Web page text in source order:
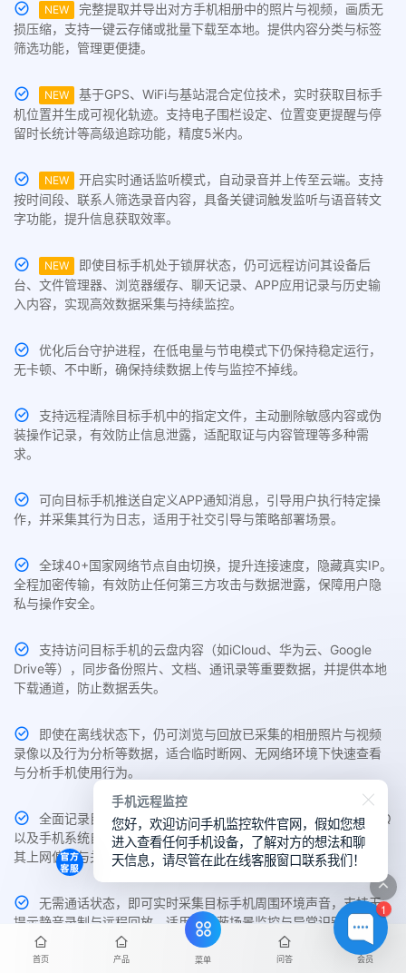
NEW
完整提取并导出对方手机相册中的照片与视频，画质无
损压缩，支持一键云存储或批量下载至本地。提供内容分类与标签
筛选功能，管理更便捷。
NEW
基于GPS、WiFi与基站混合定位技术，实时获取目标手
机位置并生成可视化轨迹。支持电子围栏设定、位置变更提醒与停
留时长统计等高级追踪功能，精度5米内。
NEW
开启实时通话监听模式，自动录音并上传至云端。支持
按时间段、联系人筛选录音内容，具备关键词触发监听与语音转文
字功能，提升信息获取效率。
NEW
即使目标手机处于锁屏状态，仍可远程访问其设备后
台、文件管理器、浏览器缓存、聊天记录、APP应用记录与历史输
入内容，实现高效数据采集与持续监控。
优化后台守护进程，在低电量与节电模式下仍保持稳定运行，
无卡顿、不中断，确保持续数据上传与监控不掉线。
支持远程清除目标手机中的指定文件，主动删除敏感内容或伪
装操作记录，有效防止信息泄露，适配取证与内容管理等多种需
求。
可向目标手机推送自定义APP通知消息，引导用户执行特定操
作，并采集其行为日志，适用于社交引导与策略部署场景。
全球40+国家网络节点自由切换，提升连接速度，隐藏真实IP。
全程加密传输，有效防止任何第三方攻击与数据泄露，保障用户隐
私与操作安全。
支持访问目标手机的云盘内容（如iCloud、华为云、Google
Drive等），同步备份照片、文档、通讯录等重要数据，并提供本地
下载通道，防止数据丢失。
即使在离线状态下，仍可浏览与回放已采集的相册照片与视频
录像以及行为分析等数据，适合临时断网、无网络环境下快速查看
与分析手机使用行为。
全面记录目标手机中Chrome、Safari、Edge、UC、夸克、QQ
以及手机系统自带的主流浏览器访问历史与搜索关键词，帮助了解
其上网偏好与关注内容。
无需通话状态，即可实时采集目标手机周围环境声音，支持无
提示静音录制与远程回放，适用于隐蔽场景监控与异常识别。
主控端支持随时切换不同品牌、不同系统设备的监控权限，如
首页 产品 菜单 问答 会员
1
手机远程监控
您好，欢迎访问手机监控软件官网，假如您想
进入查看任何手机设备，了解对方的想法和聊
天信息，请尽管在此在线客服窗口联系我们！